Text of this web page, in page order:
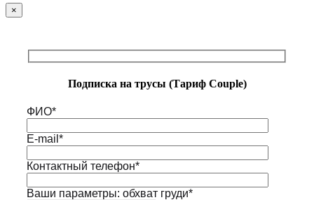
×
Подписка на трусы (Тариф Couple)
ФИО*
E-mail*
Контактный телефон*
Ваши параметры: обхват груди*